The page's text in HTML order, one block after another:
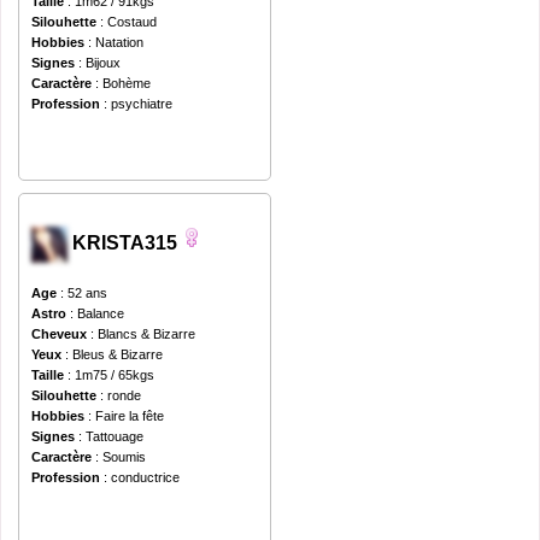
Silouhette : Costaud
Hobbies : Natation
Signes : Bijoux
Caractère : Bohème
Profession : psychiatre
KRISTA315
Age : 52 ans
Astro : Balance
Cheveux : Blancs & Bizarre
Yeux : Bleus & Bizarre
Taille : 1m75 / 65kgs
Silouhette : ronde
Hobbies : Faire la fête
Signes : Tattouage
Caractère : Soumis
Profession : conductrice